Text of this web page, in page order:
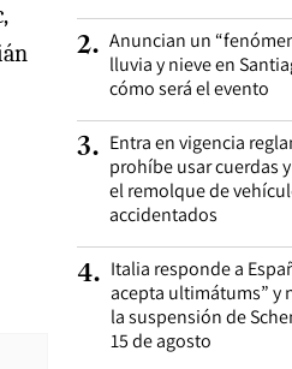
2. Anuncian un
lluvia y nieve en
cómo será el evento
3. Entra en vigencia
prohíbe usar cuerdas
el remolque de
accidentados
4. Italia responde a
acepta ultimátums” y
la suspensión de
15 de agosto